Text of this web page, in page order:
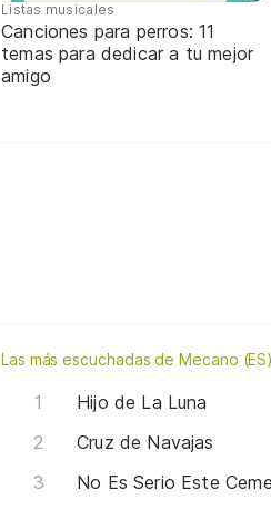
Listas musicales
Canciones para perros: 11
temas para dedicar a tu mejor
amigo
Las más escuchadas de Mecano (ES)
Hijo de La Luna
Cruz de Navajas
No Es Serio Este